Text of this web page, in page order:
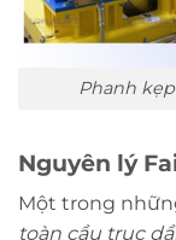
Phanh
Nguyên lý
Một trong
toàn cầu trục